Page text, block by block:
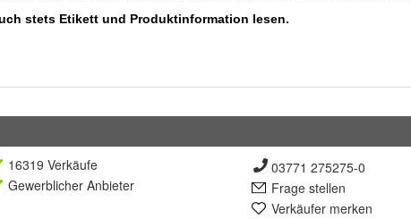
16319 Verkäufe
Gewerblicher Anbieter
03771 275275-0
Frage stellen
Verkäufer merken